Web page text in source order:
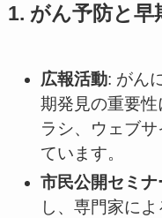
1. がん予防と早
広報活動: がん
期発見の重要
ラシ、ウェブ
ています。
市民公開セミナ
し、専門家に